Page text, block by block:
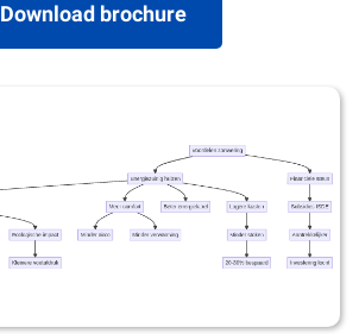
Download brochure